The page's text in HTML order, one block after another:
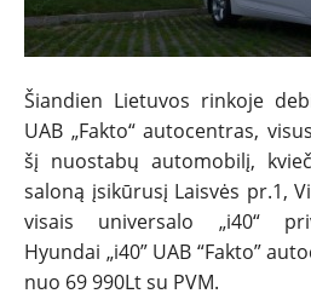
Šiandien Lietuvos rinkoje
UAB „Fakto“ autocentras,
šį nuostabų automobilį,
saloną įsikūrusį Laisvės pr.1,
visais universalo „i40“
Hyundai „i40” UAB “Fakto”
nuo 69 990Lt su PVM.